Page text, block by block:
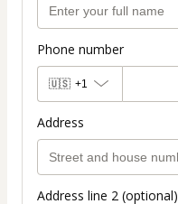
Phone number
🇺🇸 +1
Address
Address line 2 (optional)